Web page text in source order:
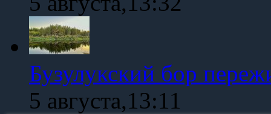
Бузулукский бор
5 августа,13:11